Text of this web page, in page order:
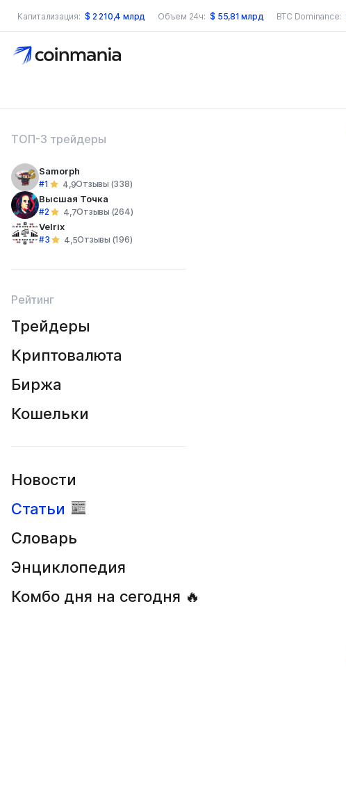
Капитализация: $ 2 210,4 млрд Объем 24ч: $ 55,81 млрд BTC Dominance:
по сайту
ТОП-3 трейдеры
Samorph
#1 4,9Отзывы (338)
Высшая Точка
#2 4,7Отзывы (264)
Velrix
#3 4,5Отзывы (196)
Рейтинг
Трейдеры
Криптовалюта
Биржа
Кошельки
Новости
Статьи
Словарь
Энциклопедия
Комбо дня на сегодня 🔥